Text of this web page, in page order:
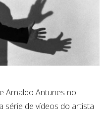
Arnaldo Antunes no
série de vídeos do artista